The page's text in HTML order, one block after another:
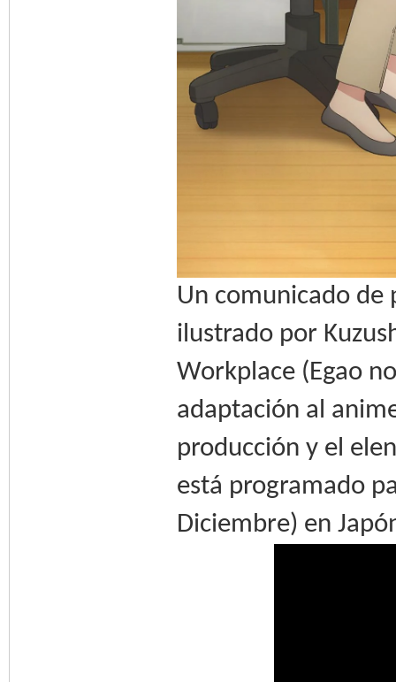
Un comunicado de
ilustrado por
Workplace (Egao
adaptación al
producción y el
está programado
Diciembre) en